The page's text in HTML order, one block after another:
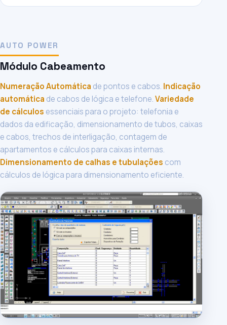
AUTO POWER
Módulo Cabeamento
Numeração Automática de pontos e cabos. Indicação
automática de cabos de lógica e telefone.Variedade
de cálculos essenciais para o projeto: telefonia e
dados da edificação, dimensionamento de tubos, caixas
e cabos, trechos de interligação, contagem de
apartamentos e cálculos para caixas internas.
Dimensionamento de calhas e tubulações com
cálculos de lógica para dimensionamento eficiente.